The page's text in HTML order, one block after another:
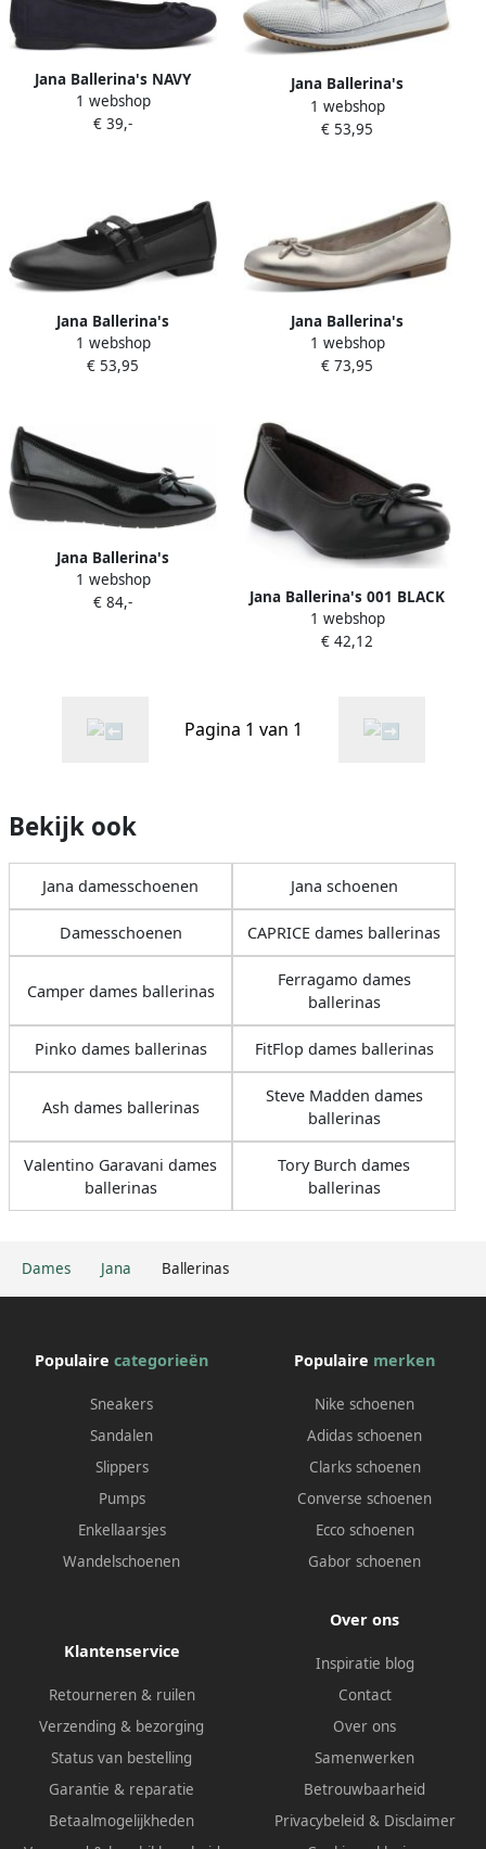
Dames Jana Ballerinas
Jana Ballerina's NAVY
1 webshop
€ 39,-
Jana Ballerina's
1 webshop
€ 53,95
Jana Ballerina's
82217744001
1 webshop
€ 53,95
Jana Ballerina's
1 webshop
€ 73,95
Jana Ballerina's
82216243018
1 webshop
€ 84,-
Jana Ballerina's 001 BLACK
1 webshop
€ 42,12
Pagina 1 van 1
Bekijk ook
Jana damesschoenen Jana schoenen
Damesschoenen CAPRICE dames ballerinas
Camper dames ballerinas
Ferragamo dames
ballerinas
Pinko dames ballerinas FitFlop dames ballerinas
Ash dames ballerinas
Steve Madden dames
ballerinas
Valentino Garavani dames
ballerinas
Tory Burch dames
ballerinas
Populaire categorieën
Sneakers
Sandalen
Slippers
Pumps
Enkellaarsjes
Wandelschoenen
Populaire merken
Nike schoenen
Adidas schoenen
Clarks schoenen
Converse schoenen
Ecco schoenen
Gabor schoenen
Klantenservice
Retourneren & ruilen
Verzending & bezorging
Status van bestelling
Garantie & reparatie
Betaalmogelijkheden
Over ons
Inspiratie blog
Contact
Over ons
Samenwerken
Betrouwbaarheid
Privacybeleid & Disclaimer